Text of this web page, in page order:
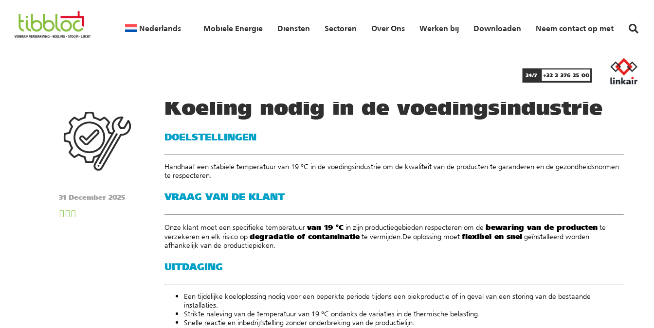
Nederlands Mobiele Energie Diensten Sectoren Over Ons Werken bij Downloaden Neem contact op met
31 December 2025
Koeling nodig in de voedingsindustrie
DOELSTELLINGEN
Handhaaf een stabiele temperatuur van 19 °C in de voedingsindustrie om de kwaliteit van de producten te garanderen en de gezondheidsnormen
te respecteren.
VRAAG VAN DE KLANT
Onze klant moet een specifieke temperatuur van 19 °C in zijn productiegebieden respecteren om de bewaring van de producten te
verzekeren en elk risico op degradatie of contaminatiete vermijden.De oplossing moet flexibel en snel geïnstalleerd worden
afhankelijk van de productiepieken.
UITDAGING
Een tijdelijke koeloplossing nodig voor een beperkte periode tijdens een piekproductie of in geval van een storing van de bestaande
installaties.
Strikte naleving van de temperatuur van 19 °C ondanks de variaties in de thermische belasting.
Snelle reactie en inbedrijfstelling zonder onderbreking van de productielijn.